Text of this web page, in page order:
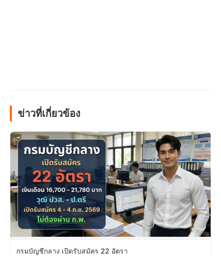
ข่าวที่เกี่ยวข้อง
กรมบัญชีกลาง เปิดรับสมัคร 22 อัตรา